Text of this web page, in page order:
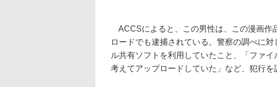
ACCSによると、この男性は、この漫画作
ロードでも逮捕されている。警察の調べに
ル共有ソフトを利用していたこと、「ファ
考えてアップロードしていた」など、犯行を